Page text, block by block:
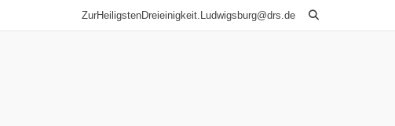
ZurHeiligstenDreieinigkeit.Ludwigsburg@drs.de